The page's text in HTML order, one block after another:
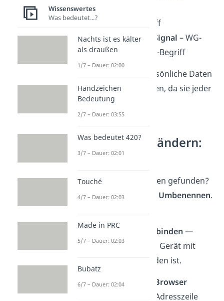
Hobby + Ort +
Verbindungsbegriff
FinnsDachboden-Signal – WG-
Spitzname + WLAN-Begriff
Vermeide zu persönliche Daten
in deinem WLAN-Namen, da sie jeder
sehen kann.
WLAN‑Namen ändern:
Anleitung
Einen passenden Namen gefunden?
Dann geht es jetzt ans Umbenennen.
1.Mit dem Router verbinden —
Stelle sicher, dass dein Gerät mit
deinem WLAN verbunden ist.
2.Router-Adresse im Browser
— Tippe in die Adresszeile
Wissenswertes
Was bedeutet...?
Nachts ist es kälter
als draußen
1/7 – Dauer: 02:00
Handzeichen
Bedeutung
2/7 – Dauer: 03:55
Was bedeutet 420?
3/7 – Dauer: 02:01
Touché
4/7 – Dauer: 02:03
Made in PRC
5/7 – Dauer: 02:03
Bubatz
6/7 – Dauer: 02:04